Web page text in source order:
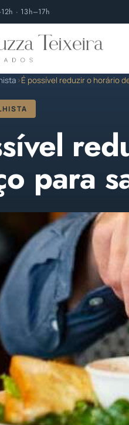
· 13h–17h
›É possível reduzir o horário
para
Publicado em 13 de abril